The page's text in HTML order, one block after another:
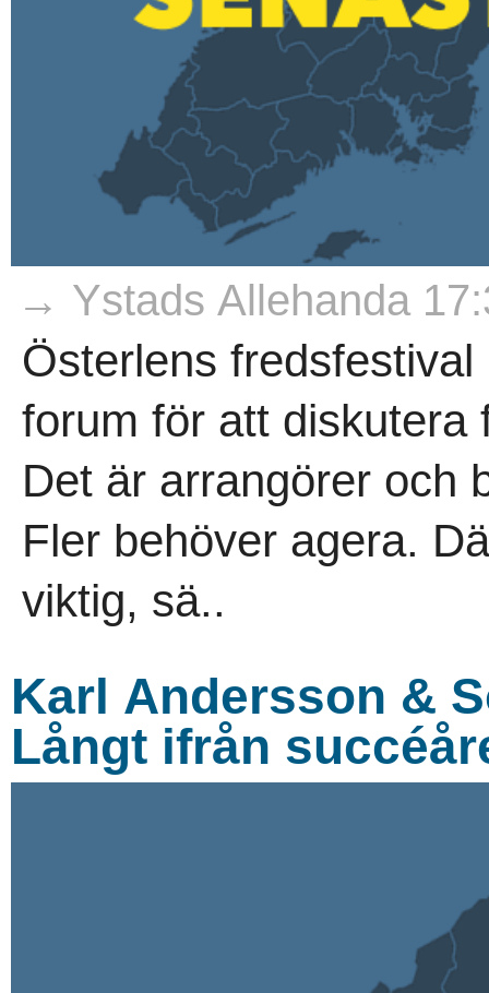
→ Ystads Allehanda
Österlens
forum för att diskutera
Det är arrangörer och
Fler behöver agera.
viktig, sä..
Karl Andersson &
Långt ifrån